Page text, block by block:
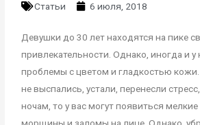
Статьи 6 июля, 2018
Девушки до 30 лет находятся на пике
привлекательности. Однако, иногда и
проблемы с цветом и гладкостью
не выспались, устали, перенесли
ночам, то у вас могут появиться